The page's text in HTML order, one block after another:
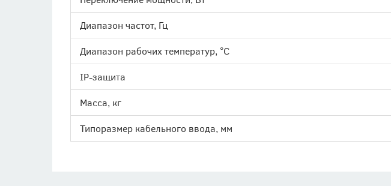
Диапазон частот, Гц
Диапазон рабочих температур, °С
IP-защита
Масса, кг
Типоразмер кабельного ввода, мм